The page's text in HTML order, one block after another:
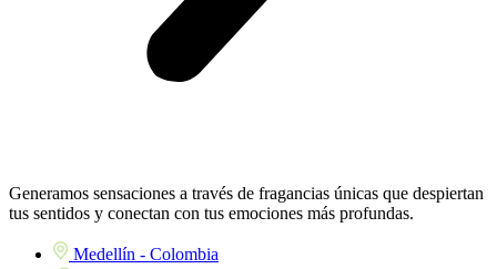
Generamos sensaciones a través de fragancias únicas que despiertan
tus sentidos y conectan con tus emociones más profundas.
Medellín - Colombia